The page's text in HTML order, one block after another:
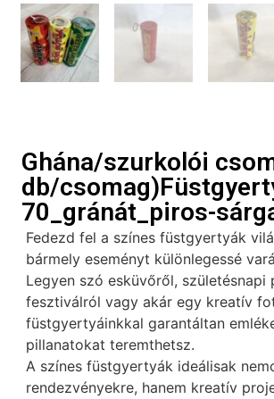
Ghána/szurkolói
db/
70_gránát_piros-
Fedezd fel a színes füstgyertyák
bármely eseményt különlegessé
Legyen szó esküvőről, születésnapi
fesztiválról vagy akár egy kreatív
füstgyertyáinkkal garantáltan
pillanatokat teremthetsz.
A színes füstgyertyák ideálisak
rendezvényekre, hanem kreatív